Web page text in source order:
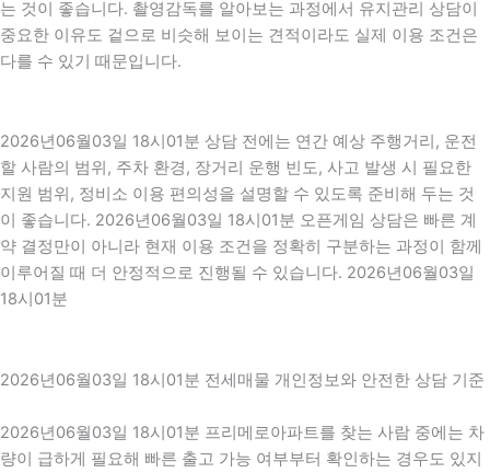
는 것이 좋습니다. 촬영감독를 알아보는 과정에서 유지관리 상담이
중요한 이유도 겉으로 비슷해 보이는 견적이라도 실제 이용 조건은
다를 수 있기 때문입니다.
2026년06월03일 18시01분 상담 전에는 연간 예상 주행거리, 운전
할 사람의 범위, 주차 환경, 장거리 운행 빈도, 사고 발생 시 필요한
지원 범위, 정비소 이용 편의성을 설명할 수 있도록 준비해 두는 것
이 좋습니다. 2026년06월03일 18시01분 오픈게임 상담은 빠른 계
약 결정만이 아니라 현재 이용 조건을 정확히 구분하는 과정이 함께
이루어질 때 더 안정적으로 진행될 수 있습니다. 2026년06월03일
18시01분
2026년06월03일 18시01분 전세매물 개인정보와 안전한 상담 기준
2026년06월03일 18시01분 프리메로아파트를 찾는 사람 중에는 차
량이 급하게 필요해 빠른 출고 가능 여부부터 확인하는 경우도 있지